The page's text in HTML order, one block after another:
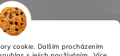
cookie. Dalším procházením